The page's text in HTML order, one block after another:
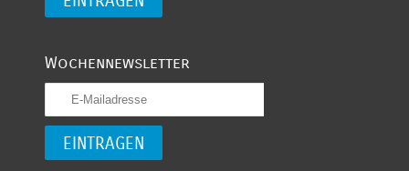
Wochennewsletter